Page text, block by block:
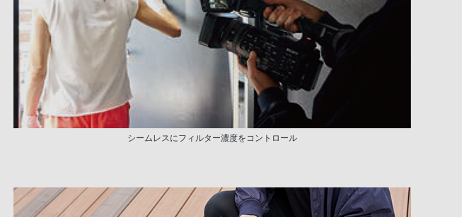
シームレスにフィルター濃度をコントロール